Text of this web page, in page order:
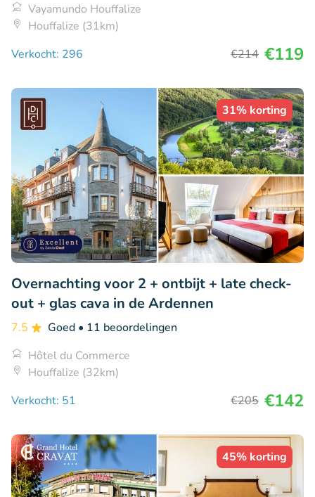
Vayamundo Houffalize
Houffalize (31km)
Verkocht: 296
€214 €119
31% korting
Overnachting voor 2 + ontbijt + late check-
out + glas cava in de Ardennen
7.5 Goed • 11 beoordelingen
Hôtel du Commerce
Houffalize (32km)
Verkocht: 51
€205 €142
45% korting